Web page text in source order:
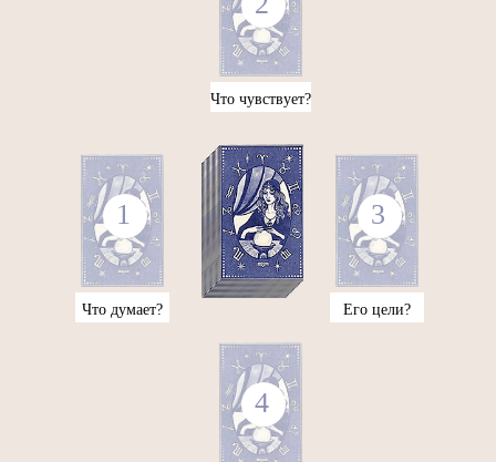
Что думает?
Что чувствует?
Его цели?